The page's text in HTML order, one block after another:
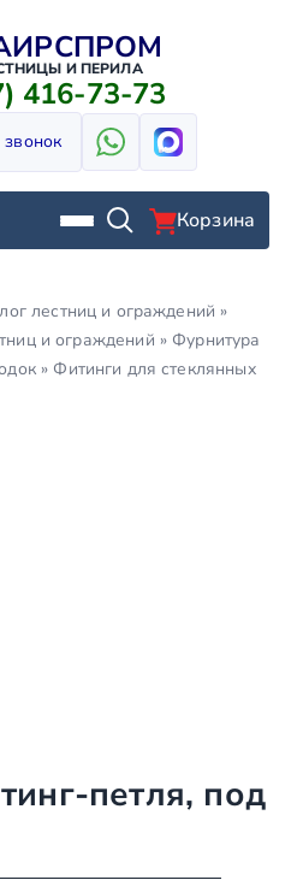
И ПЕРИЛА
416-73-73
Корзина
лестниц и ограждений »
и ограждений » Фурнитура
» Фитинги для стеклянных
петля, под